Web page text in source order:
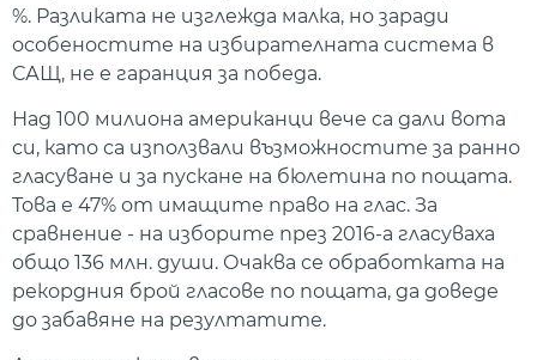
%. Разликата не изглежда малка, но заради
особеностите на избирателната система в
САЩ, не е гаранция за победа.
Над 100 милиона американци вече са дали вота
си, като са използвали възможностите за ранно
гласуване и за пускане на бюлетина по пощата.
Това е 47% от имащите право на глас. За
сравнение - на изборите през 2016-а гласуваха
общо 136 млн. души. Очаква се обработката на
рекордния брой гласове по пощата, да доведе
до забавяне на резултатите.